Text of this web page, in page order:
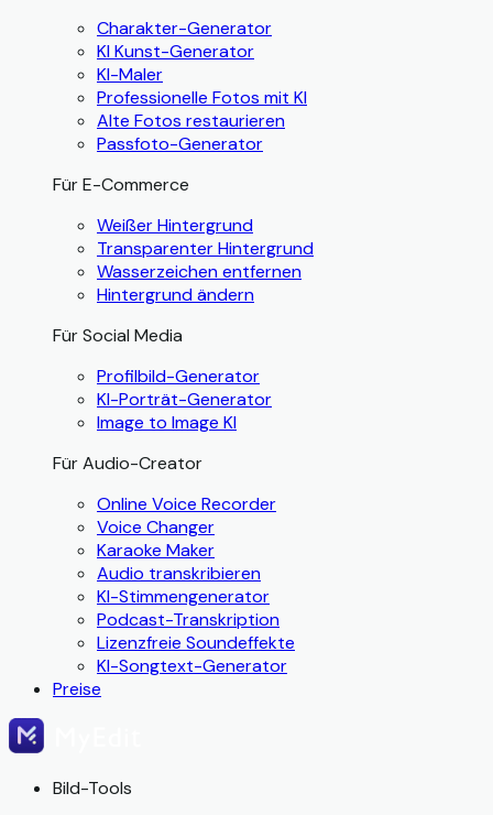
Charakter-Generator
KI Kunst-Generator
KI-Maler
Professionelle Fotos mit KI
Alte Fotos restaurieren
Passfoto-Generator
Für E-Commerce
Weißer Hintergrund
Transparenter Hintergrund
Wasserzeichen entfernen
Hintergrund ändern
Für Social Media
Profilbild-Generator
KI-Porträt-Generator
Image to Image KI
Für Audio-Creator
Online Voice Recorder
Voice Changer
Karaoke Maker
Audio transkribieren
KI-Stimmengenerator
Podcast-Transkription
Lizenzfreie Soundeffekte
KI-Songtext-Generator
Preise
Bild-Tools